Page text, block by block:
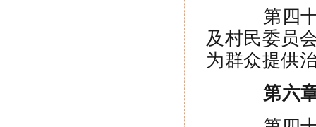
第四十
及村民委员
为群众提供
第六